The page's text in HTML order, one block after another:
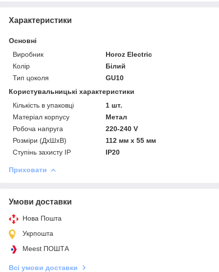
Характеристики
Основні
Виробник
Horoz Electric
Колір
Білий
Тип цоколя
GU10
Користувальницькі характеристики
Кількість в упаковці
1 шт.
Матеріал корпусу
Метал
Робоча напруга
220-240 V
Розміри (ДхШхВ)
112 мм х 55 мм
Ступінь захисту IP
IP20
Приховати
Умови доставки
Нова Пошта
Укрпошта
Meest ПОШТА
Всі умови доставки